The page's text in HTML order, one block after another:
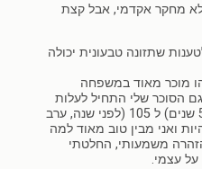
מחקר אקדמי, אבל קצת
שתזונה טבעונית יכולה
מוכר מאוד במשפחה
הסוכר שלי התחיל לעלות
מאזורי ה 85 (לפני 5 שנים) ל 105 (לפני שנה, ערב
ואני מבין טוב מאוד למה
הזהרה משמעותי, החלטתי
עצמי.